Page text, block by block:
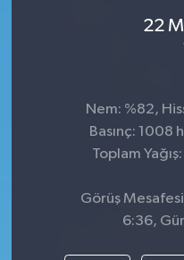
22
Nem: %82,
Basınç: 1008
Toplam
Görüş
6:36,